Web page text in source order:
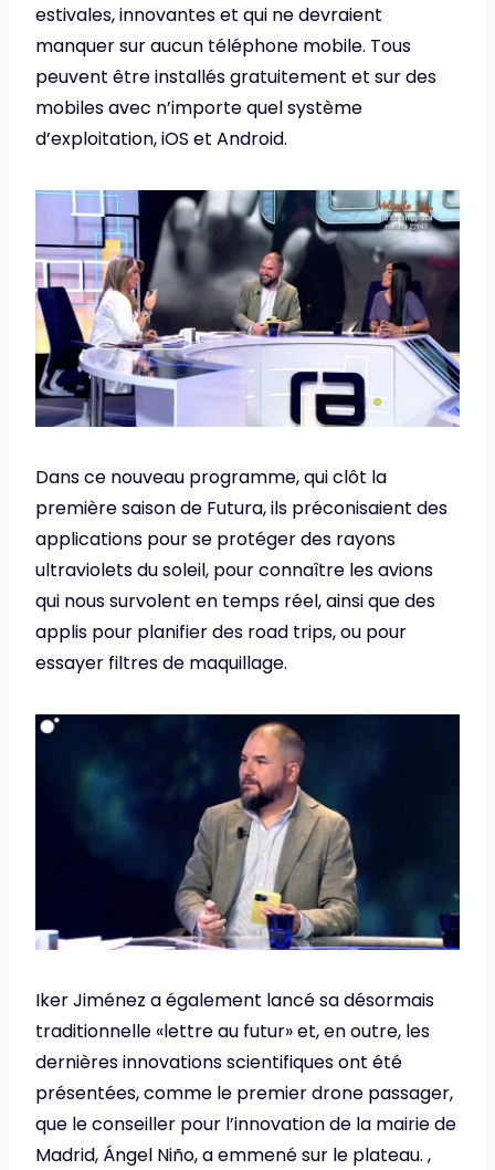
estivales, innovantes et qui ne devraient
manquer sur aucun téléphone mobile. Tous
peuvent être installés gratuitement et sur des
mobiles avec n’importe quel système
d’exploitation, iOS et Android.
Dans ce nouveau programme, qui clôt la
première saison de Futura, ils préconisaient des
applications pour se protéger des rayons
ultraviolets du soleil, pour connaître les avions
qui nous survolent en temps réel, ainsi que des
applis pour planifier des road trips, ou pour
essayer filtres de maquillage.
Iker Jiménez a également lancé sa désormais
traditionnelle «lettre au futur» et, en outre, les
dernières innovations scientifiques ont été
présentées, comme le premier drone passager,
que le conseiller pour l’innovation de la mairie de
Madrid, Ángel Niño, a emmené sur le plateau. ,